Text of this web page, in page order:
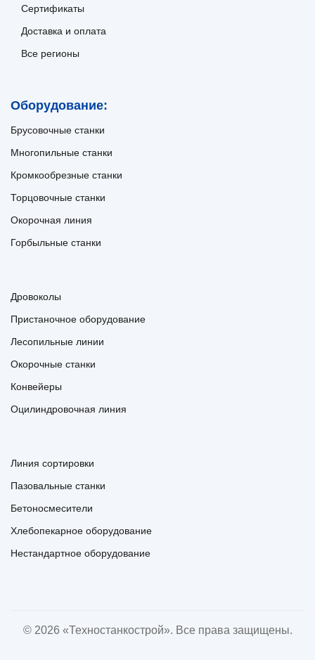
Сертификаты
Доставка и оплата
Все регионы
Оборудование:
Брусовочные станки
Многопильные станки
Кромкообрезные станки
Торцовочные станки
Окорочная линия
Горбыльные станки
Дровоколы
Пристаночное оборудование
Лесопильные линии
Окорочные станки
Конвейеры
Оцилиндровочная линия
Линия сортировки
Пазовальные станки
Бетоносмесители
Хлебопекарное оборудование
Нестандартное оборудование
© 2026 «Техностанкострой». Все права защищены.